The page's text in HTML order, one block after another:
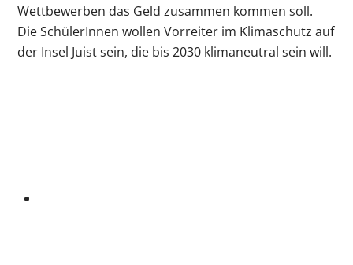
Wettbewerben das Geld zusammen kommen soll.
Die SchülerInnen wollen Vorreiter im Klimaschutz auf
der Insel Juist sein, die bis 2030 klimaneutral sein will.